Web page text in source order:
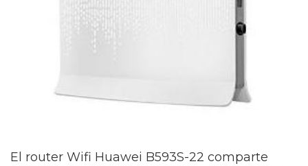
El router Wifi Huawei B593S-22 comparte